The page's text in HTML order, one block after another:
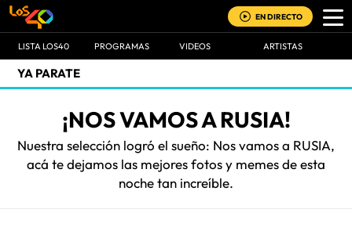
EN DIRECTO
LISTA LOS40 PROGRAMAS VIDEOS ARTISTAS
YA PARATE
¡NOS VAMOS A RUSIA!
Nuestra selección logró el sueño: Nos vamos a RUSIA,
acá te dejamos las mejores fotos y memes de esta
noche tan increíble.